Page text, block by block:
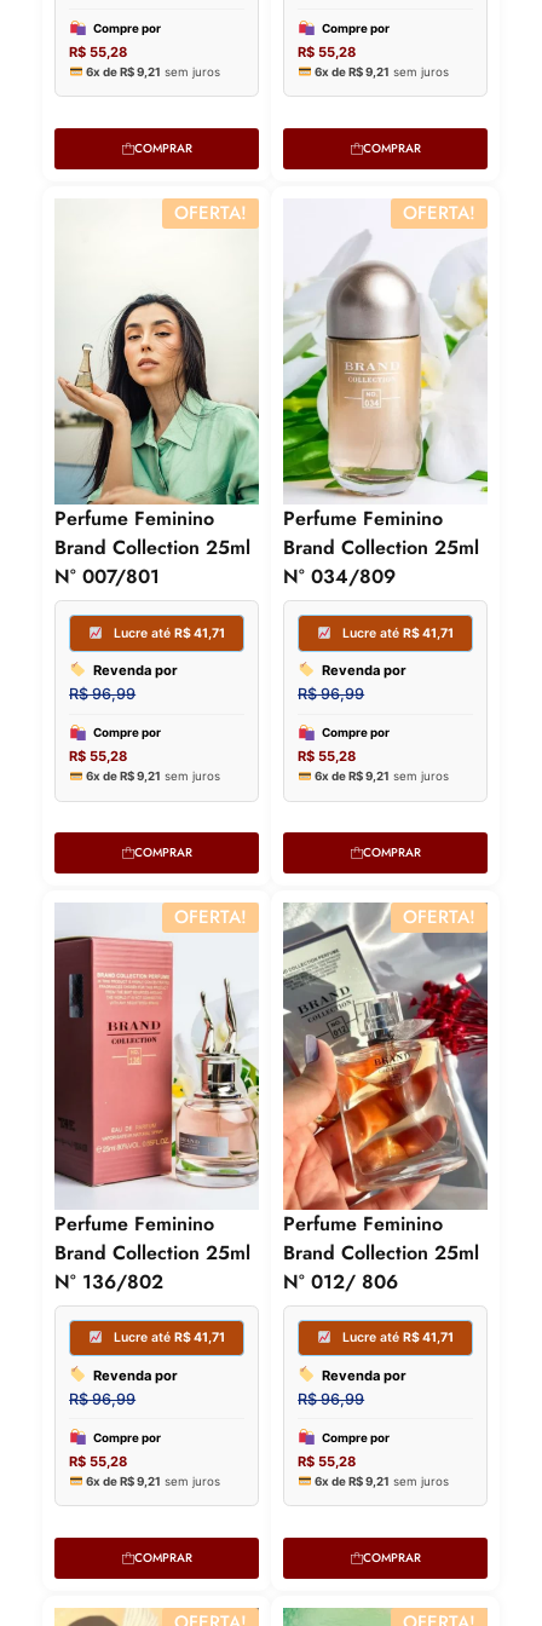
Lucre atéR$ 41,71
Revenda por
R$96,99
Compre por
R$55,28
6x deR$9,21sem juros
COMPRAR
R$
6x de
COMPRAR
OFERTA!
Perfume Feminino
Brand Collection 25ml
N° 007/801
COMPRAR
OFERTA!
Perfume Feminino
Brand Collection 25ml
N° 034/809
COMPRAR
OFERTA!
Perfume Feminino
Brand Collection 25ml
N° 136/802
COMPRAR
OFERTA!
Perfume Feminino
Brand Collection 25ml
N° 012/ 806
COMPRAR